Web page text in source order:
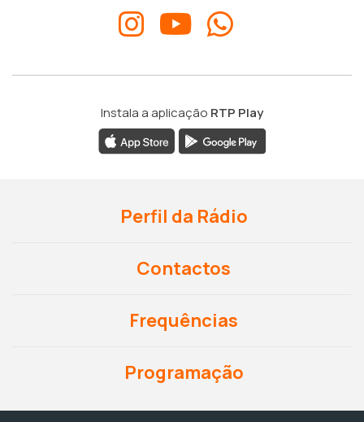
Instala a aplicação RTP Play
Perfil da Rádio
Contactos
Frequências
Programação